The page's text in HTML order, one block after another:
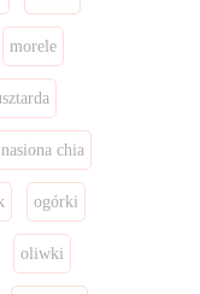
morele
nasiona chia
ogórki
oliwki